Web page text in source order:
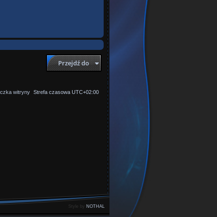
Przejdź do
Strefa czasowa UTC+02:00
witryny
Style by NOTHAL